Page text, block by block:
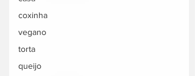
coxinha
vegano
torta
queijo